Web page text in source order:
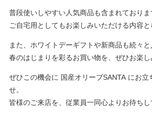
普段使いしやすい人気商品も含まれておりま
ご自宅用としてもお楽しみいただける内容と
また、ホワイトデーギフトや新商品も続々と
春のはじまりを彩るお買い物を、ぜひお楽し
ぜひこの機会に 国産オリーブSANTA にお立
せ。
皆様のご来店を、従業員一同心よりお待ちし